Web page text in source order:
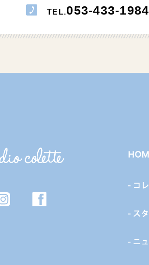
TEL.053-433-1984